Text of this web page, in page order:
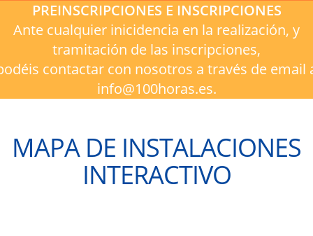
PREINSCRIPCIONES E INSCRIPCIONES
Ante cualquier inicidencia en la realización, y
tramitación de las inscripciones,
contactar con nosotros a través de email
info@100horas.es.
MAPA DE INSTALACIONES
INTERACTIVO